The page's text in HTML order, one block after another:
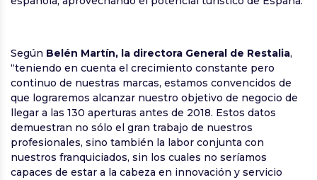
Según Belén Martín, la directora General de Restalia,
“teniendo en cuenta el crecimiento constante pero
continuo de nuestras marcas, estamos convencidos de
que lograremos alcanzar nuestro objetivo de negocio de
llegar a las 130 aperturas antes de 2018. Estos datos
demuestran no sólo el gran trabajo de nuestros
profesionales, sino también la labor conjunta con
nuestros franquiciados, sin los cuales no seríamos
capaces de estar a la cabeza en innovación y servicio